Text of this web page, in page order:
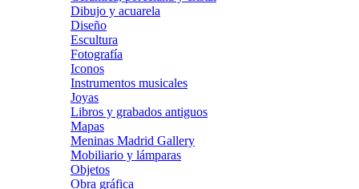
Dibujo y acuarela
Diseño
Escultura
Fotografía
Iconos
Instrumentos musicales
Joyas
Libros y grabados antiguos
Mapas
Meninas Madrid Gallery
Mobiliario y lámparas
Objetos
Obra gráfica